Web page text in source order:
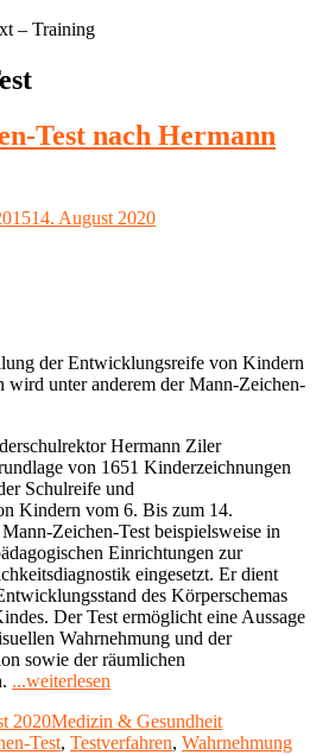
Test nach Hermann
14. August 2020
der Entwicklungsreife von Kindern
wird unter anderem der Mann-Zeichen-
Hermann Ziler
von 1651 Kinderzeichnungen
Schulreife und
Kindern vom 6. Bis zum 14.
Zeichen-Test beispielsweise in
Einrichtungen zur
eingesetzt. Er dient
des Körperschemas
Der Test ermöglicht eine Aussage
Wahrnehmung und der
sowie der räumlichen
...weiterlesen
Zeichen-
Test
2020Kategorien
Medizin & Gesundheit
Test, Testverfahren, Wahrnehmung